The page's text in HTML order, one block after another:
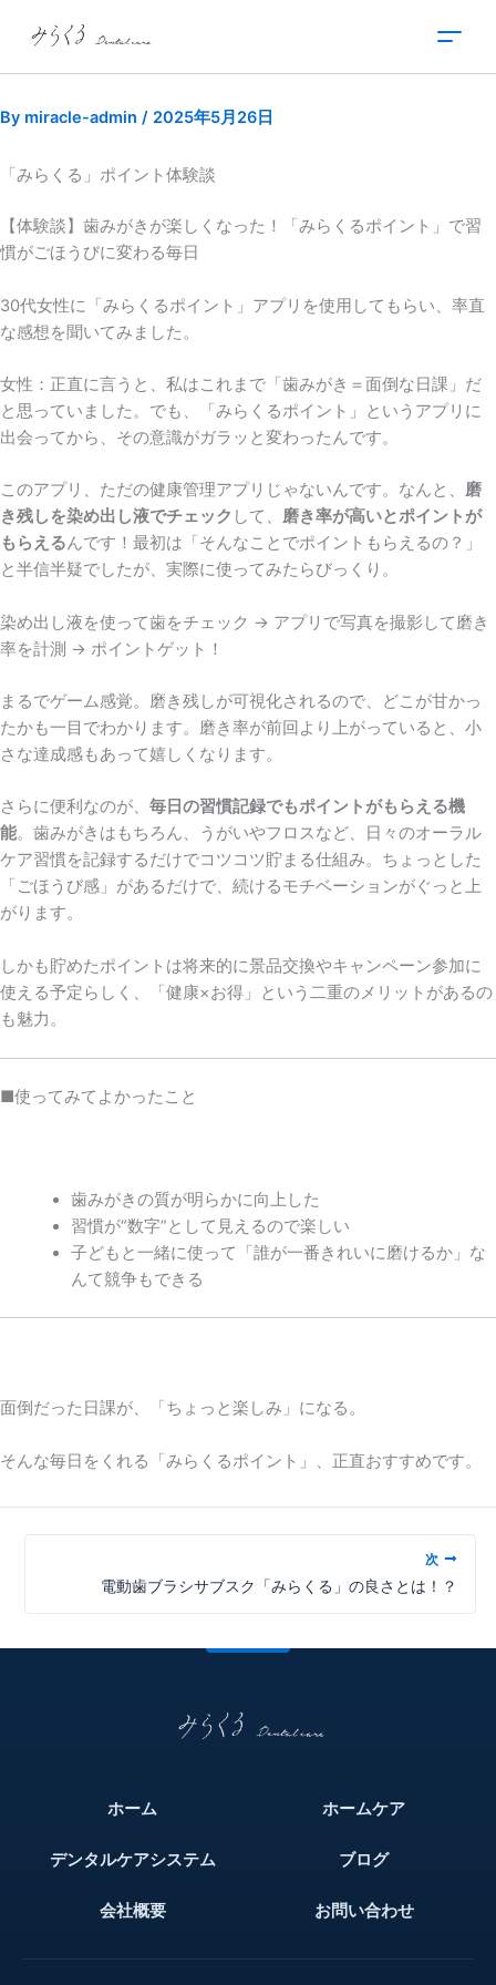
キ
プ
By miracle-admin / 2025年5月26日
「みらくる」ポイント体験談
【体験談】歯みがきが楽しくなった！「みらくるポイント」で習
慣がごほうびに変わる毎日
30代女性に「みらくるポイント」アプリを使用してもらい、率直
な感想を聞いてみました。
女性：正直に言うと、私はこれまで「歯みがき＝面倒な日課」だ
と思っていました。でも、「みらくるポイント」というアプリに
出会ってから、その意識がガラッと変わったんです。
このアプリ、ただの健康管理アプリじゃないんです。なんと、 磨
き残しを染め出し液でチェック して、 磨き率が高いとポイントが
もらえるんです！最初は「そんなことでポイントもらえるの？」
と半信半疑でしたが、実際に使ってみたらびっくり。
染め出し液を使って歯をチェック → アプリで写真を撮影して磨き
率を計測 → ポイントゲット！
まるでゲーム感覚。磨き残しが可視化されるので、どこが甘かっ
たかも一目でわかります。磨き率が前回より上がっていると、小
さな達成感もあって嬉しくなります。
さらに便利なのが、 毎日の習慣記録でもポイントがもらえる機
能。歯みがきはもちろん、うがいやフロスなど、日々のオーラル
ケア習慣を記録するだけでコツコツ貯まる仕組み。ちょっとした
「ごほうび感」があるだけで、続けるモチベーションがぐっと上
がります。
しかも貯めたポイントは将来的に景品交換やキャンペーン参加に
使える予定らしく、「健康×お得」という二重のメリットがあるの
も魅力。
■使ってみてよかったこと
歯みがきの質が明らかに向上した
習慣が“数字”として見えるので楽しい
子どもと一緒に使って「誰が一番きれいに磨けるか」な
んて競争もできる
面倒だった日課が、「ちょっと楽しみ」になる。
そんな毎日をくれる「みらくるポイント」、正直おすすめです。
次
電動歯ブラシサブスク「みらくる」の良さとは！？
ホーム ホームケア
デンタルケアシステム ブログ
会社概要 お問い合わせ